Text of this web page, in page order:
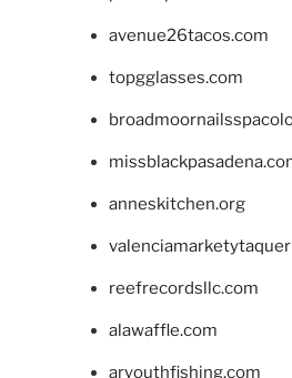
avenue26tacos.com
topgglasses.com
anneskitchen.org
reefrecordsllc.com
alawaffle.com
aryouthfishing.com